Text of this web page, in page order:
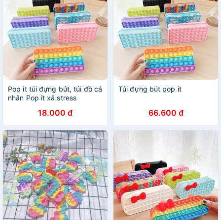
Pop it túi đựng bút, túi đồ cá
nhân Pop it xả stress
18.000 đ
Túi đựng bút pop it
66.600 đ